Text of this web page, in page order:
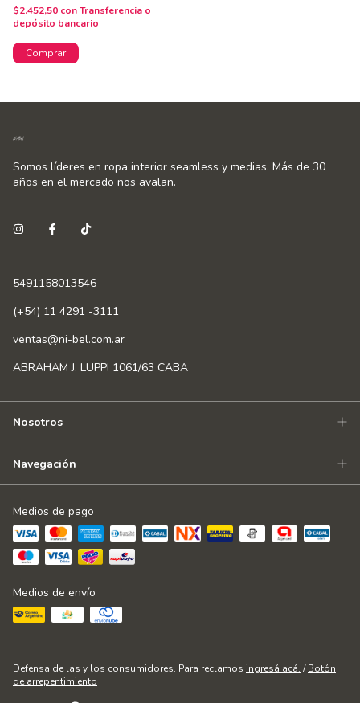
$2.452,50 conTransferencia o
depósito bancario
Comprar
Somos líderes en ropa interior seamless y medias. Más de 30
años en el mercado nos avalan.
5491158013546
(+54) 11 4291 -3111
ventas@ni-bel.com.ar
ABRAHAM J. LUPPI 1061/63 CABA
Nosotros
Navegación
Medios de pago
Medios de envío
Defensa de las y los consumidores. Para reclamos ingresá acá. / Botón
de arrepentimiento